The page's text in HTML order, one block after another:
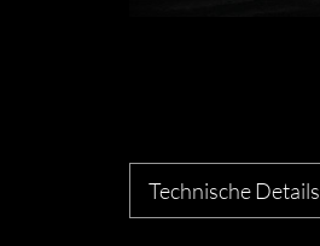
Technische Details